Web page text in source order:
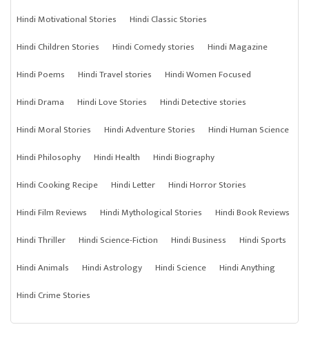
Hindi Motivational Stories
Hindi Classic Stories
Hindi Children Stories
Hindi Comedy stories
Hindi Magazine
Hindi Poems
Hindi Travel stories
Hindi Women Focused
Hindi Drama
Hindi Love Stories
Hindi Detective stories
Hindi Moral Stories
Hindi Adventure Stories
Hindi Human Science
Hindi Philosophy
Hindi Health
Hindi Biography
Hindi Cooking Recipe
Hindi Letter
Hindi Horror Stories
Hindi Film Reviews
Hindi Mythological Stories
Hindi Book Reviews
Hindi Thriller
Hindi Science-Fiction Hindi Business
Hindi Sports
Hindi Animals
Hindi Astrology Hindi Science
Hindi Anything
Hindi Crime Stories